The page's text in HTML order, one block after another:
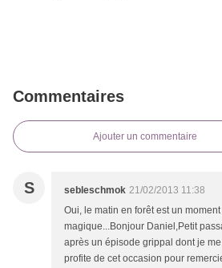
Commentaires
Ajouter un commentaire
S sebleschmok 21/02/2013 11:38
Oui, le matin en forêt est un
magique...Bonjour Daniel,Petit
après un épisode grippal dont je
profite de cet occasion pour